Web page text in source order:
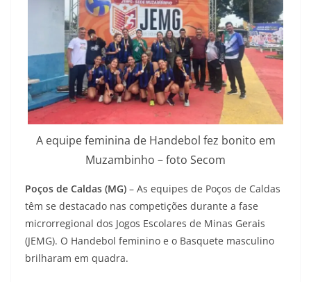
A equipe feminina de Handebol fez bonito em
Muzambinho – foto Secom
Poços de Caldas (MG) – As equipes de Poços de Caldas
têm se destacado nas competições durante a fase
microrregional dos Jogos Escolares de Minas Gerais
(JEMG). O Handebol feminino e o Basquete masculino
brilharam em quadra.